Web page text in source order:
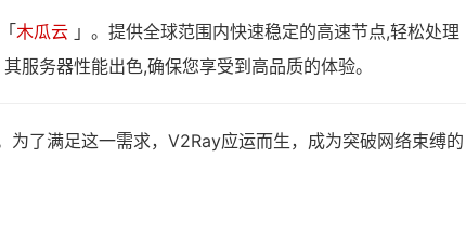
木瓜云 」。提供全球范围内快速稳定的高速节点,轻松处理
服务器性能出色,确保您享受到高品质的体验。
了满足这一需求，V2Ray应运而生，成为突破网络束缚的